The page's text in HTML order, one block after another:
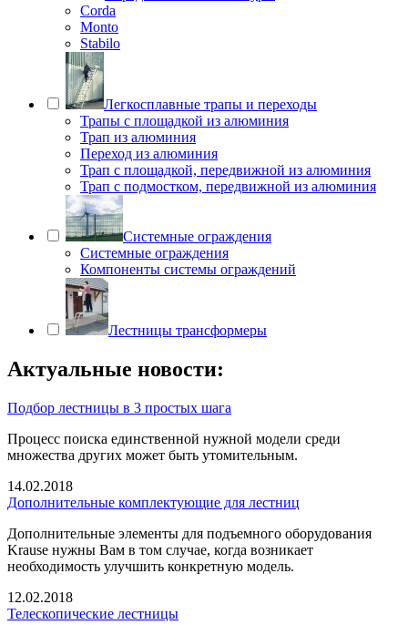
Corda
Monto
Stabilo
Легкосплавные трапы и переходы
Трапы с площадкой из алюминия
Трап из алюминия
Переход из алюминия
Трап с площадкой, передвижной из алюминия
Трап с подмостком, передвижной из алюминия
Системные ограждения
Системные ограждения
Компоненты системы ограждений
Лестницы трансформеры
Актуальные новости:
Подбор лестницы в 3 простых шага
Процесс поиска единственной нужной модели среди
множества других может быть утомительным.
14.02.2018
Дополнительные комплектующие для лестниц
Дополнительные элементы для подъемного оборудования
Krause нужны Вам в том случае, когда возникает
необходимость улучшить конкретную модель.
12.02.2018
Телескопические лестницы